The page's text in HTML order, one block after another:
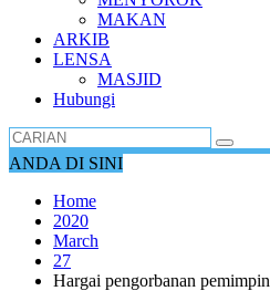
MAKAN
ARKIB
LENSA
MASJID
Hubungi
ANDA DI SINI
Home
2020
March
27
Hargai pengorbanan pemimpin